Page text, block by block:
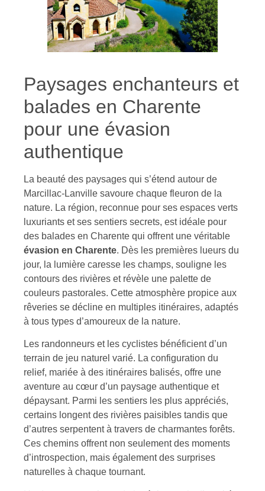
Paysages enchanteurs et
balades en Charente
pour une évasion
authentique
La beauté des paysages qui s’étend autour de
Marcillac-Lanville savoure chaque fleuron de la
nature. La région, reconnue pour ses espaces verts
luxuriants et ses sentiers secrets, est idéale pour
des balades en Charente qui offrent une véritable
évasion en Charente. Dès les premières lueurs du
jour, la lumière caresse les champs, souligne les
contours des rivières et révèle une palette de
couleurs pastorales. Cette atmosphère propice aux
rêveries se décline en multiples itinéraires, adaptés
à tous types d’amoureux de la nature.
Les randonneurs et les cyclistes bénéficient d’un
terrain de jeu naturel varié. La configuration du
relief, mariée à des itinéraires balisés, offre une
aventure au cœur d’un paysage authentique et
dépaysant. Parmi les sentiers les plus appréciés,
certains longent des rivières paisibles tandis que
d’autres serpentent à travers de charmantes forêts.
Ces chemins offrent non seulement des moments
d’introspection, mais également des surprises
naturelles à chaque tournant.